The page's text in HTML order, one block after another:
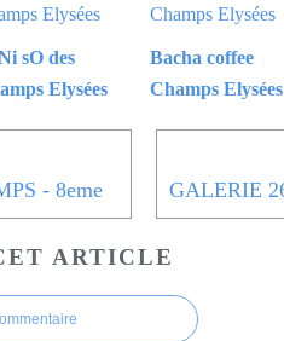
sO des
Elysées
Bacha coffee
Champs Elysées
- 8eme
ARTICLE